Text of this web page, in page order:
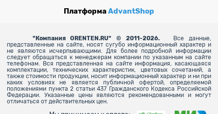
ПлатформаAdvantShop
" Компания ORENTEN.RU" © 2011-2026.
Все данные,
представленные на сайте, носят сугубо информационный характер и
не являются исчерпывающими. Для более подробной информации
следует обращаться к менеджерам компании по указанным на сайте
телефонам. Вся представленная на сайте информация, касающаяся
комплектации, технических характеристик, цветовых сочетаний, а
также стоимости продукции, носит информационный характер и ни при
каких условиях не является публичной офертой, определяемой
положениями пункта 2 статьи 437 Гражданского Кодекса Российской
Федерации. Указанные цены являются рекомендованными и могут
отличаться от действительных цен.